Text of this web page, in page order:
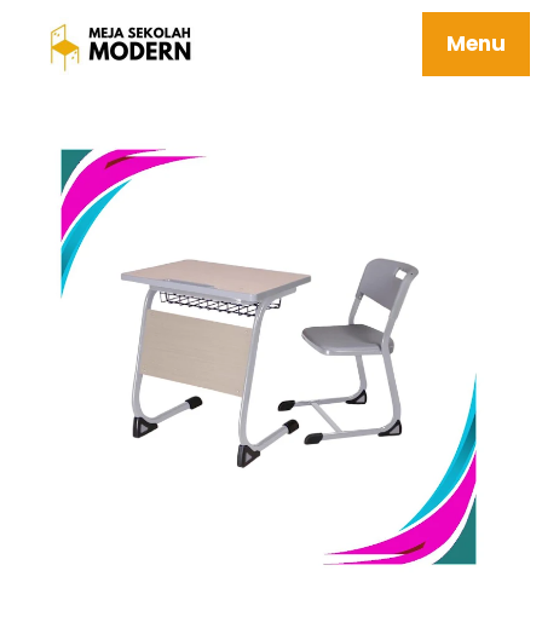
Menu
Jual Meja Belajar Anak Tersedia Berbagai
Ukuran Mudah Perawatan 06 Halla